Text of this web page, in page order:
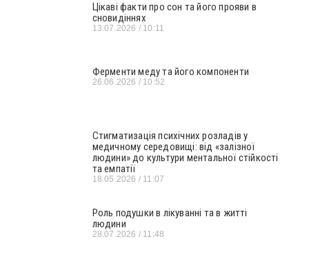
Цікаві факти про сон та його прояви в
сновидіннях
13.07.2026 10:11
Ферменти меду та його компоненти
26.06.2026 10:52
Стигматизація психічних розладів у
медичному середовищі: від «залізної
людини» до культури ментальної стійкості
та емпатії
18.05.2026 11:07
Роль подушки в лікуванні та в житті
людини
28.07.2026 11:48